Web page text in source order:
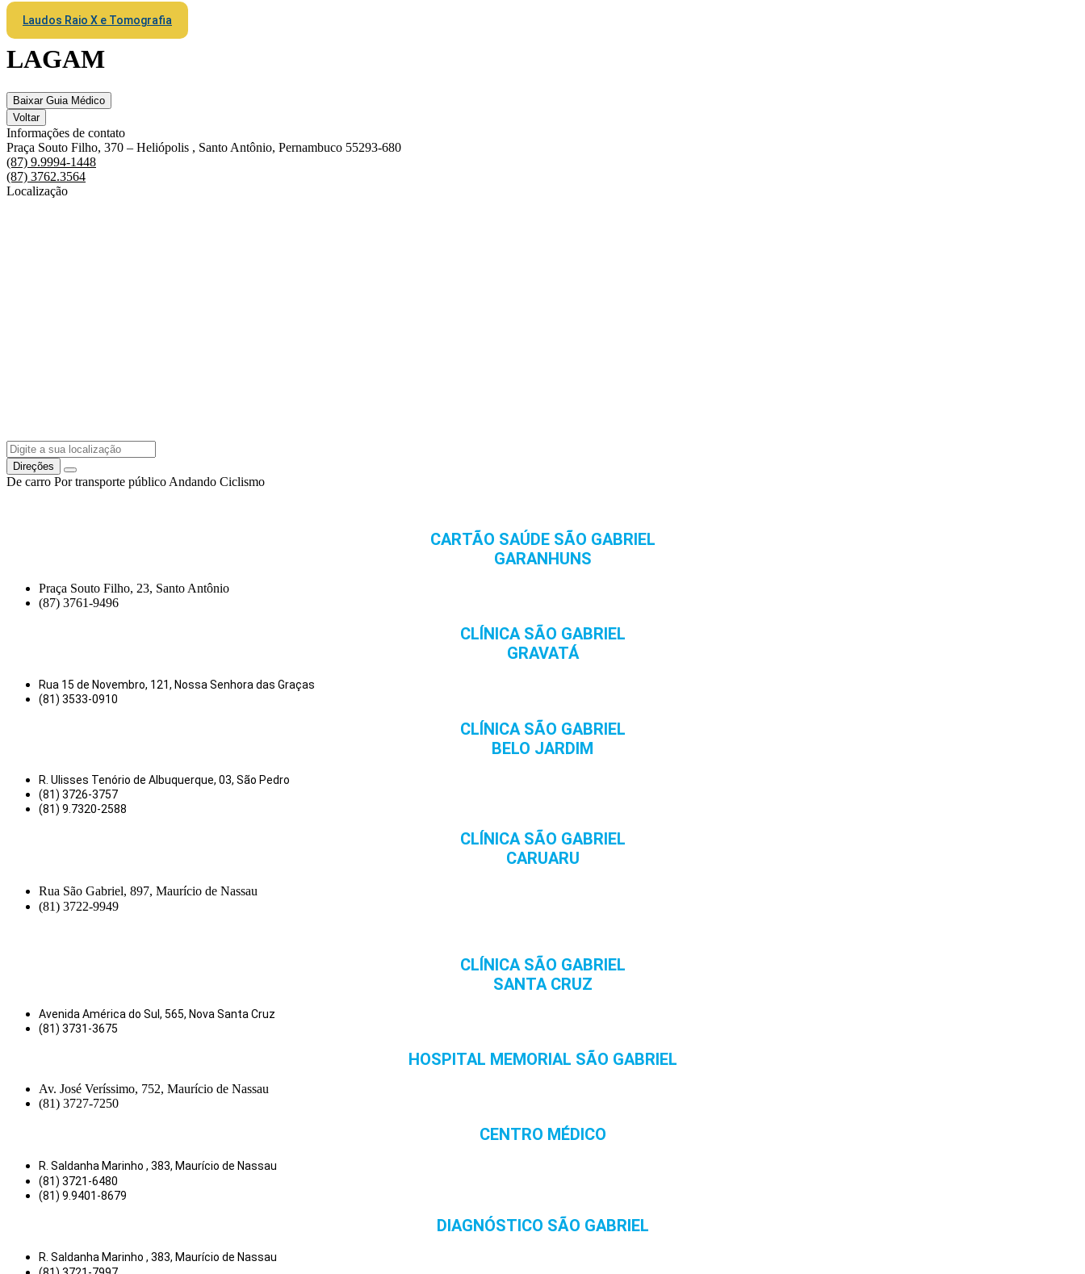
Laudos Raio X e Tomografia
LAGAM
Baixar Guia Médico
Voltar
Informações de contato
Praça Souto Filho, 370 – Heliópolis , Santo Antônio, Pernambuco 55293-680
(87) 9.9994-1448
(87) 3762.3564
Localização
Direções
De carro Por transporte público Andando Ciclismo
CARTÃO SAÚDE SÃO GABRIEL
GARANHUNS
Praça Souto Filho, 23, Santo Antônio
(87) 3761-9496
CLÍNICA SÃO GABRIEL
GRAVATÁ
Rua 15 de Novembro, 121, Nossa Senhora das Graças
(81) 3533-0910
CLÍNICA SÃO GABRIEL
BELO JARDIM
R. Ulisses Tenório de Albuquerque, 03, São Pedro
(81) 3726-3757
(81) 9.7320-2588
CLÍNICA SÃO GABRIEL
CARUARU
Rua São Gabriel, 897, Maurício de Nassau
(81) 3722-9949
CLÍNICA SÃO GABRIEL
SANTA CRUZ
Avenida América do Sul, 565, Nova Santa Cruz
(81) 3731-3675
HOSPITAL MEMORIAL SÃO GABRIEL
Av. José Veríssimo, 752, Maurício de Nassau
(81) 3727-7250
CENTRO MÉDICO
R. Saldanha Marinho , 383, Maurício de Nassau
(81) 3721-6480
(81) 9.9401-8679
DIAGNÓSTICO SÃO GABRIEL
R. Saldanha Marinho , 383, Maurício de Nassau